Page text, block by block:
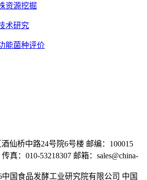
资源挖掘
术研究
能菌种评价
仙桥中路24号院6号楼 邮编：100015
真：010-53218307 邮箱：sales@china-
中国食品发酵工业研究院有限公司 中国